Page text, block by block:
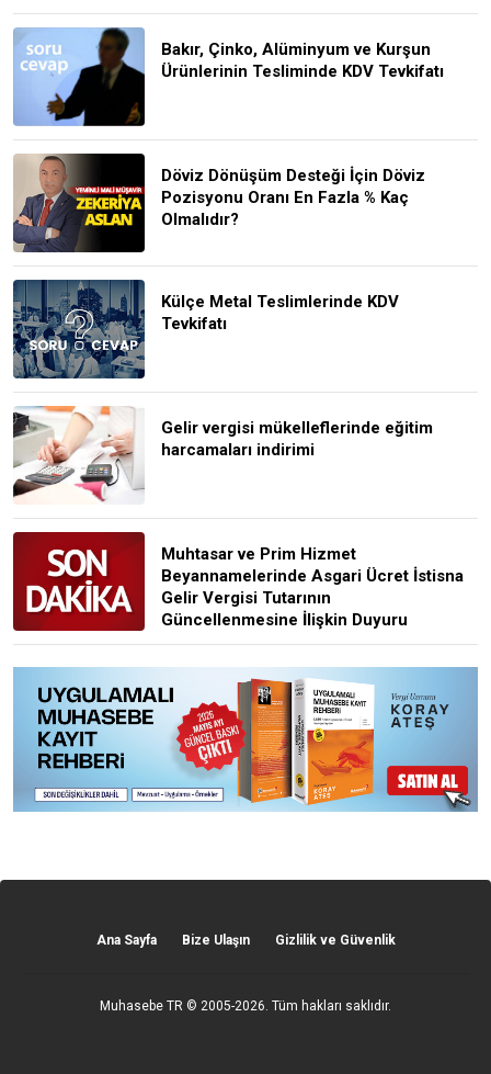
Bakır, Çinko, Alüminyum ve Kurşun
Ürünlerinin Tesliminde KDV Tevkifatı
Döviz Dönüşüm Desteği İçin Döviz
Pozisyonu Oranı En Fazla % Kaç
Olmalıdır?
Külçe Metal Teslimlerinde KDV
Tevkifatı
Gelir vergisi mükelleflerinde eğitim
harcamaları indirimi
Muhtasar ve Prim Hizmet
Beyannamelerinde Asgari Ücret İstisna
Gelir Vergisi Tutarının
Güncellenmesine İlişkin Duyuru
Ana Sayfa Bize Ulaşın Gizlilik ve Güvenlik
Muhasebe TR © 2005-2026. Tüm hakları saklıdır.